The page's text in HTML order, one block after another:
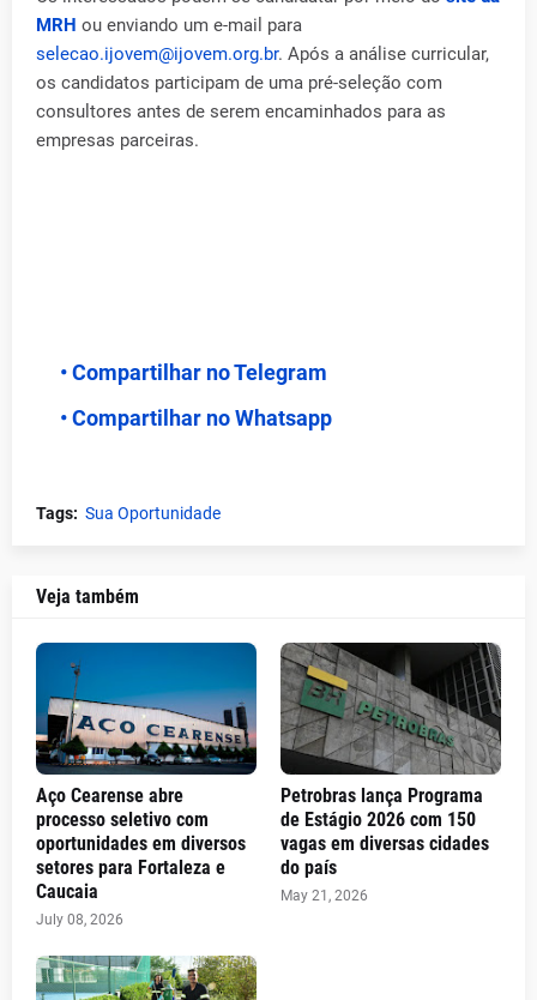
MRH ou enviando um e-mail para
selecao.ijovem@ijovem.org.br. Após a análise curricular,
os candidatos participam de uma pré-seleção com
consultores antes de serem encaminhados para as
empresas parceiras.
• Compartilhar no Telegram
• Compartilhar no Whatsapp
Tags: Sua Oportunidade
Veja também
Aço Cearense abre
processo seletivo com
oportunidades em diversos
setores para Fortaleza e
Caucaia
July 08, 2026
Petrobras lança Programa
de Estágio 2026 com 150
vagas em diversas cidades
do país
May 21, 2026